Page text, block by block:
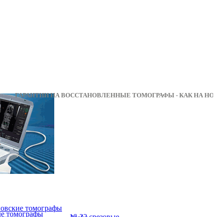
НА ВОССТАНОВЛЕННЫЕ ТОМОГРАФЫ -
томографы
томографы